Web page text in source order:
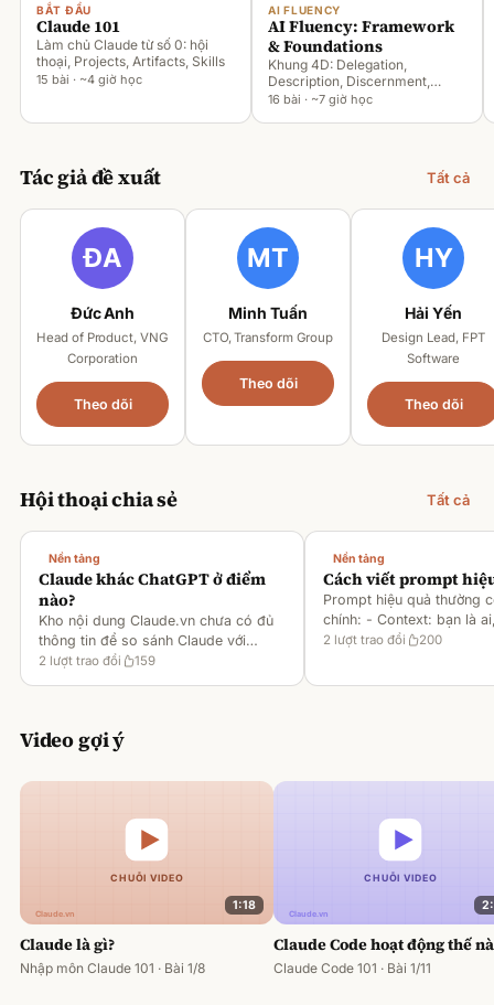
BẮT ĐẦU
Claude 101
Làm chủ Claude từ số 0: hội
thoại, Projects, Artifacts, Skills
15 bài · ~4 giờ học
AI FLUENCY
AI Fluency: Framework
& Foundations
Khung 4D: Delegation,
Description, Discernment,
Diligence
16 bài · ~7 giờ học
Tác giả đề xuất Tất cả
Đức Anh
Head of Product, VNG
Corporation
Theo dõi
Minh Tuấn
CTO, Transform Group
Theo dõi
Hải Yến
Design Lead, FPT
Software
Theo dõi
Hội thoại chia sẻ Tất cả
Nền tảng
Claude khác ChatGPT ở điểm
nào?
Kho nội dung Claude.vn chưa có đủ
thông tin để so sánh Claude với
ChatGPT. Hiện chỉ có tài liệu về
2 lượt trao đổi 159
Nền tảng
Cách viết prompt
Prompt hiệu quả thường
chính: - Context: bạn là
gì [1][2][6] - Task: muốn
2 lượt trao đổi 200
Video gợi ý
1:18
Claude là gì?
Nhập môn Claude 101 · Bài 1/8
Claude Code hoạt động thế
Claude Code 101 · Bài 1/11